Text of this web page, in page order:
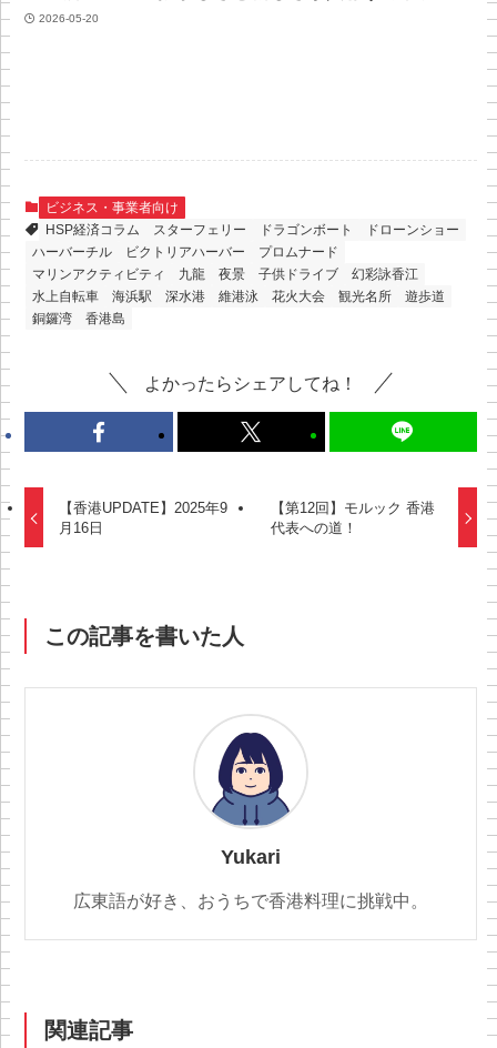
2026-05-20
ビジネス・事業者向け
HSP経済コラム
スターフェリー ドラゴンボート
ドローンショー
ハーバーチル
ビクトリアハーバー
プロムナード
マリンアクティビティ
九龍 夜景 子供ドライブ
幻彩詠香江
水上自転車
海浜駅 深水港 維港泳 花火大会 観光名所
遊歩道
銅鑼湾
香港島
よかったらシェアしてね！
【香港UPDATE】2025年9
月16日
【第12回】モルック 香港
代表への道！
この記事を書いた人
Yukari
広東語が好き、おうちで香港料理に挑戦中。
関連記事